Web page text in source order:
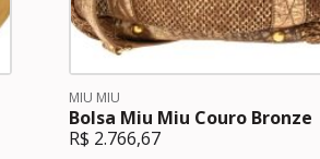
MIU MIU
Bolsa Miu Miu Couro Bronze
R$ 2.766,67